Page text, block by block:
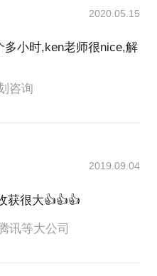
2020.05.15
多小时,ken老师很nice,解
咨询
2019.09.04
获很大👍👍👍
讯等大公司